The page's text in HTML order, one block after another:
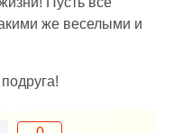
же веселыми и